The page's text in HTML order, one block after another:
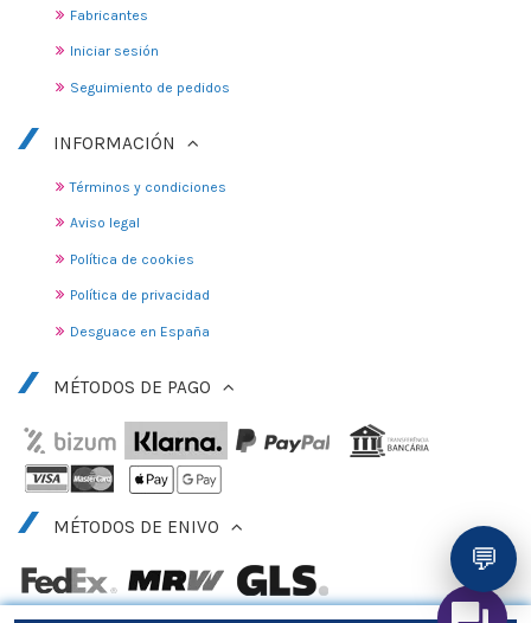
Fabricantes
Iniciar sesión
Seguimiento de pedidos
INFORMACIÓN
Términos y condiciones
Aviso legal
Política de cookies
Política de privacidad
Desguace en España
MÉTODOS DE PAGO
MÉTODOS DE ENIVO
💬